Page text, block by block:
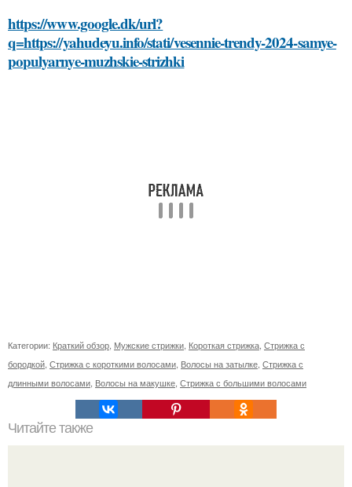
https://www.google.dk/url?
q=https://yahudeyu.info/stati/vesennie-trendy-2024-samye-
populyarnye-muzhskie-strizhki
Категории: Краткий обзор Мужские стрижки Короткая стрижка Стрижка с
бородкой Стрижка с короткими волосами Волосы на затылке Стрижка с
длинными волосами Волосы на макушке Стрижка с большими волосами
Читайте также